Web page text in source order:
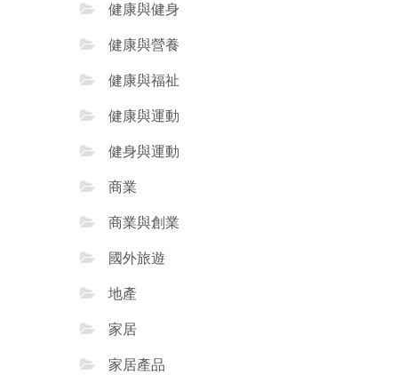
健康與健身
健康與營養
健康與福祉
健康與運動
健身與運動
商業
商業與創業
國外旅遊
地產
家居
家居產品